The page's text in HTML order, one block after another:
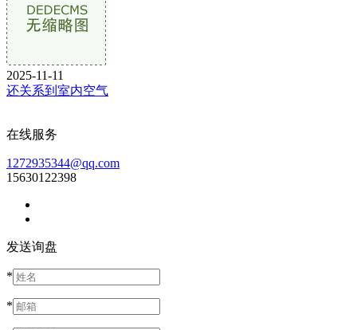
2025-11-11
还关系到室内空气
在线服务
1272935344@qq.com
15630122398
发送询盘
*
*